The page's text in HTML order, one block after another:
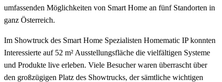
umfassenden Möglichkeiten von Smart Home an fünf Standorten in
ganz Österreich.
Im Showtruck des Smart Home Spezialisten Homematic IP konnten
Interessierte auf 52 m² Ausstellungsfläche die vielfältigen Systeme
und Produkte live erleben. Viele Besucher waren überrascht über
den großzügigen Platz des Showtrucks, der sämtliche wichtigen